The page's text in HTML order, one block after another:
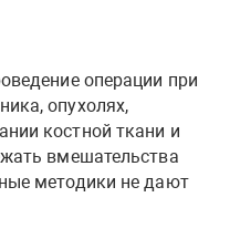
операции при
опухолях,
костной ткани и
вмешательства
методики не дают